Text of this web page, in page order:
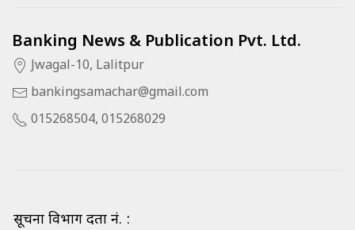
Banking News & Publication Pvt. Ltd.
Jwagal-10, Lalitpur
bankingsamachar@gmail.com
015268504, 015268029
सूचना विभाग दर्ता नं. :